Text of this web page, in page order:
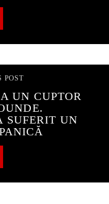
POST
UN CUPTOR
SUFERIT UN